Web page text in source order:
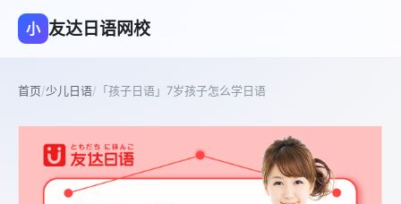
小 友达日语网校
首页/少儿日语/ 「孩子日语」7岁孩子怎么学日语